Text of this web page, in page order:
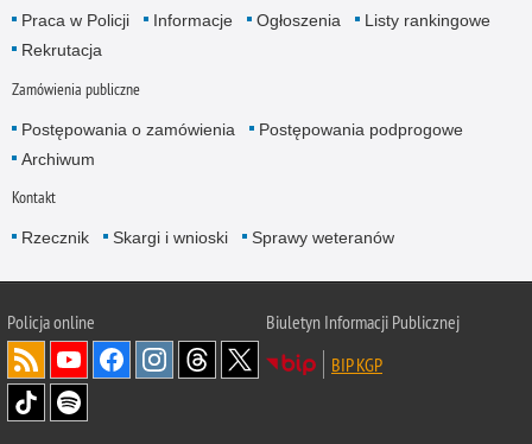
Praca w Policji Informacje Ogłoszenia
Listy rankingowe
Rekrutacja
Zamówienia publiczne
Postępowania o zamówienia
Postępowania podprogowe
Archiwum
Kontakt
Rzecznik Skargi i wnioski Sprawy weteranów
Policjaonline
Biuletyn Informacji Publicznej
BIP KGP